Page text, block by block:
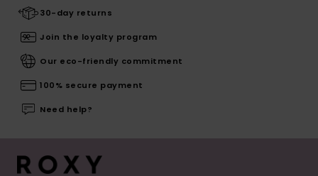
30-day returns
Join the loyalty program
Our eco-friendly commitment
100% secure payment
Need help?